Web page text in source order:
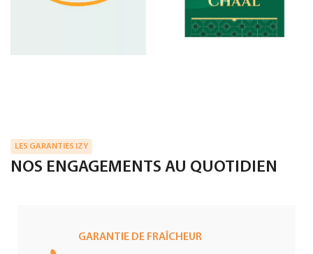
LES GARANTIES IZY
NOS ENGAGEMENTS AU QUOTIDIEN
GARANTIE DE FRAÎCHEUR